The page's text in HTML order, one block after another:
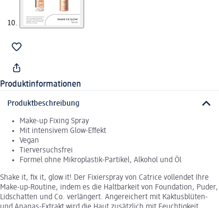
Produktinformationen
Produktbeschreibung
Make-up Fixing Spray
Mit intensivem Glow-Effekt
Vegan
Tierversuchsfrei
Formel ohne Mikroplastik-Partikel, Alkohol und Öl
Shake it, fix it, glow it! Der Fixierspray von Catrice vollendet Ihre
Make-up-Routine, indem es die Haltbarkeit von Foundation, Puder,
Lidschatten und Co. verlängert. Angereichert mit Kaktusblüten-